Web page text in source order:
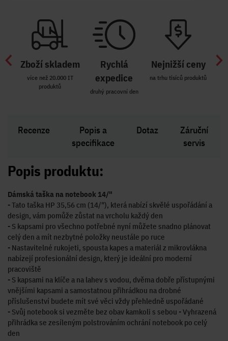
Zboží skladem
více než 20.000 IT
produktů
Rychlá
expedice
druhý pracovní den
Nejnižší ceny
na trhu tisíců produktů
Recenze
Popis a
specifikace
Dotaz
Záruční
servis
Popis produktu:
Dámská taška na notebook 14/"
- Tato taška HP 35,56 cm (14/"), která nabízí skvělé uspořádání a
design, vám pomůže zůstat na vrcholu každý den
- S kapsami pro všechno potřebné nyní můžete snadno plánovat
celý den a mít nezbytné položky neustále po ruce
- Nastavitelné rukojeti, spousta kapes a materiál z mikrovlákna
nabízejí profesionální design, který je ideální pro moderní
pracoviště
- S kapsami na klíče a na lahev s vodou, dvěma dobře přístupnými
vnějšími kapsami a samostatnou přihrádkou na drobné
příslušenství budete mít své věci vždy přehledně uspořádané
- Svůj notebook si vezměte bez obav kamkoli s sebou - Vyhrazená
přihrádka se zesíleným polstrováním ochrání notebook po celý
den